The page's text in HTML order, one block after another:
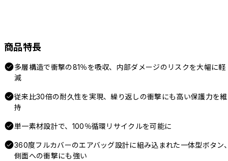
商品特長
多層構造で衝撃の81％を吸収、内部ダメージのリスクを大幅に軽
減
従来比30倍の耐久性を実現、繰り返しの衝撃にも高い保護力を維
持
単一素材設計で、100％循環リサイクルを可能に
360度フルカバーのエアバッグ設計に組み込まれた一体型ボタン
側面への衝撃にも強い